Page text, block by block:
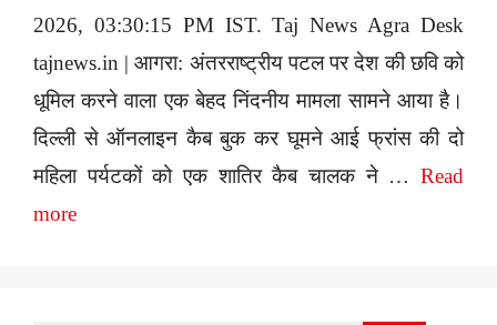
2026, 03:30:15 PM IST. Taj News Agra Desk
tajnews.in | आगरा: अंतरराष्ट्रीय पटल पर देश की छवि को
धूमिल करने वाला एक बेहद निंदनीय मामला सामने आया है।
दिल्ली से ऑनलाइन कैब बुक कर घूमने आई फ्रांस की दो
महिला पर्यटकों को एक शातिर कैब चालक ने … Read
more